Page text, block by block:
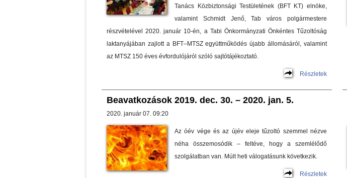
Tanács Közbiztonsági Testületének (BFT KT) elnöke,
valamint Schmidt Jenő, Tab város polgármestere
részvételével 2020. január 10-én, a Tabi Önkormányzati Önkéntes Tűzoltóság
laktanyájában zajlott a BFT–MTSZ együttműködés újabb állomásáról, valamint
az MTSZ 150 éves évfordulójáról szóló sajtótájékoztató.
Részletek
Beavatkozások 2019. dec. 30. – 2020. jan. 5.
2020. január 07. 09:20
Az óév vége és az újév eleje tűzoltó szemmel nézve
néha összemosódik – feltéve, hogy a szemlélődő
szolgálatban van. Múlt heti válogatásunk következik.
Részletek